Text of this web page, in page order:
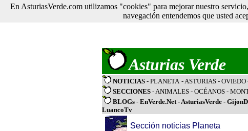
Asturias Verde
NOTICIAS - PLANETA - ASTURIAS - OVIEDO
SECCIONES -ANIMALES - OCÉANOS -
BLOGs - EnVerde.Net-AsturiasVerde -
LuancoTv
Sección noticias Planeta
En AsturiasVerde.com utilizamos "cookies" para mejorar nuestro
navegación entendemos que usted